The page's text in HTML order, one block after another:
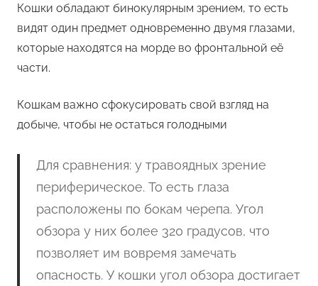
Кошки обладают бинокулярным зрением, то есть
видят один предмет одновременно двумя глазами,
которые находятся на морде во фронтальной её
части.
Кошкам важно сфокусировать свой взгляд на
добыче, чтобы не остаться голодными
Для сравнения: у травоядных зрение
периферическое. То есть глаза
расположены по бокам черепа. Угол
обзора у них более 320 градусов, что
позволяет им вовремя замечать
опасность. У кошки угол обзора достигает